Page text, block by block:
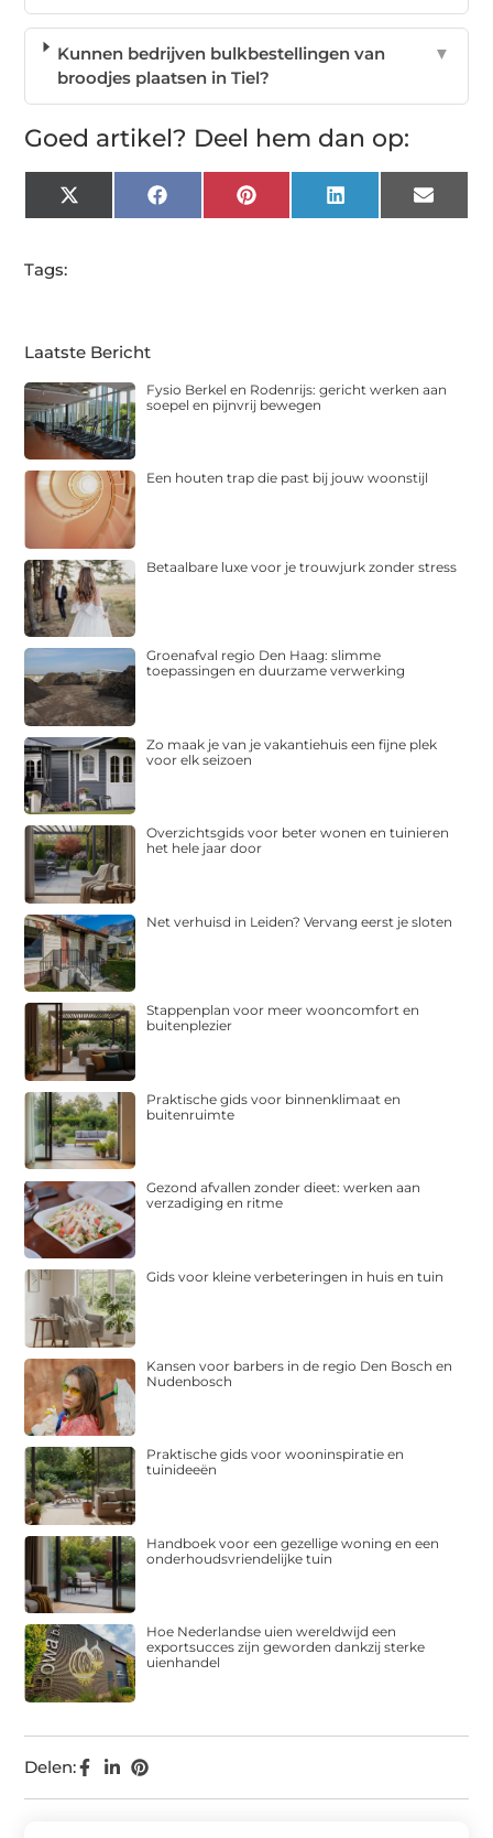
Kunnen bedrijven bulkbestellingen van
broodjes plaatsen in Tiel?
▼
Goed artikel? Deel hem dan op:
X
(Twitter)
FacebookPinterest LinkedIn Email
Tags:
Delen:
Laatste Bericht
Fysio Berkel en Rodenrijs: gericht werken aan
soepel en pijnvrij bewegen
Een houten trap die past bij jouw woonstijl
Betaalbare luxe voor je trouwjurk zonder stress
Groenafval regio Den Haag: slimme
toepassingen en duurzame verwerking
Zo maak je van je vakantiehuis een fijne plek
voor elk seizoen
Overzichtsgids voor beter wonen en tuinieren
het hele jaar door
Net verhuisd in Leiden? Vervang eerst je sloten
Stappenplan voor meer wooncomfort en
buitenplezier
Praktische gids voor binnenklimaat en
buitenruimte
Gezond afvallen zonder dieet: werken aan
verzadiging en ritme
Gids voor kleine verbeteringen in huis en tuin
Kansen voor barbers in de regio Den Bosch en
Nudenbosch
Praktische gids voor wooninspiratie en
tuinideeën
Handboek voor een gezellige woning en een
onderhoudsvriendelijke tuin
Hoe Nederlandse uien wereldwijd een
exportsucces zijn geworden dankzij sterke
uienhandel